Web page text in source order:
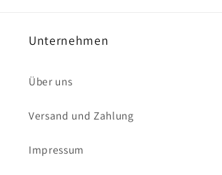
Unternehmen
Über uns
Versand und Zahlung
Impressum